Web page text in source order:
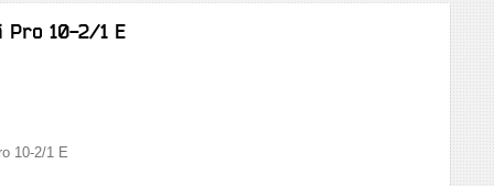
Pro 10-2/1 E
10-2/1 E